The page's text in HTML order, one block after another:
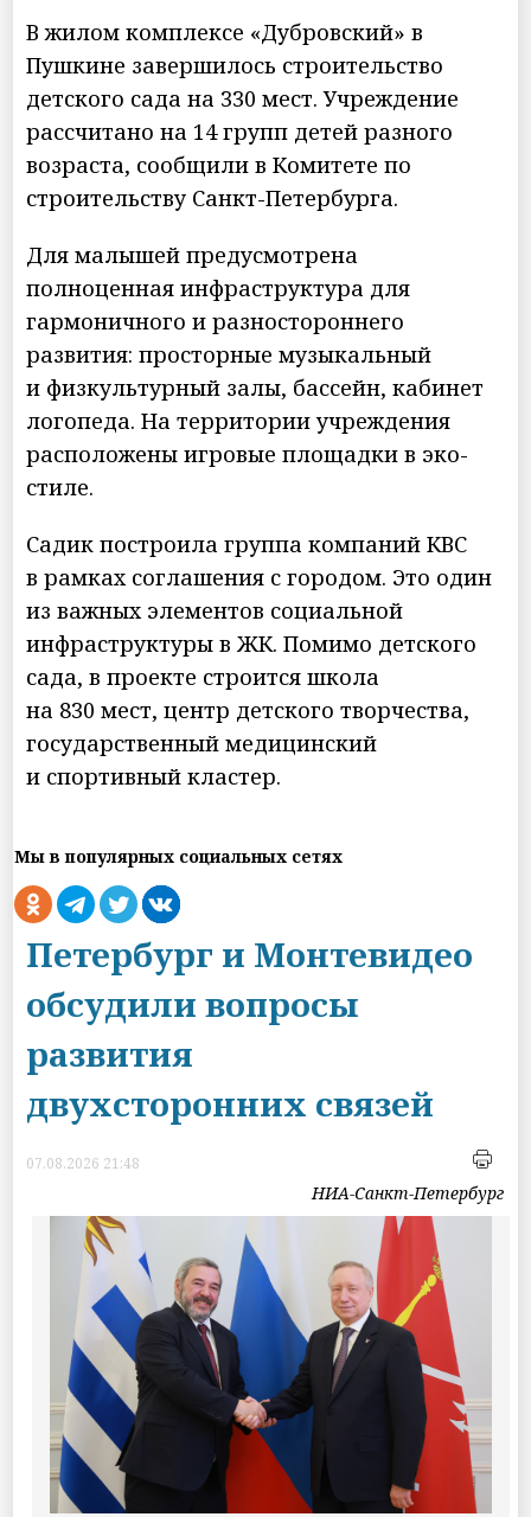
В жилом комплексе «Дубровский» в
Пушкине завершилось строительство
детского сада на 330 мест. Учреждение
рассчитано на 14 групп детей разного
возраста, сообщили в Комитете по
строительству Санкт-Петербурга.
Для малышей предусмотрена
полноценная инфраструктура для
гармоничного и разностороннего
развития: просторные музыкальный
и физкультурный залы, бассейн, кабинет
логопеда. На территории учреждения
расположены игровые площадки в эко-
стиле.
Садик построила группа компаний КВС
в рамках соглашения с городом. Это один
из важных элементов социальной
инфраструктуры в ЖК. Помимо детского
сада, в проекте строится школа
на 830 мест, центр детского творчества,
государственный медицинский
и спортивный кластер.
Мы в популярных социальных сетях
Петербург и Монтевидео
обсудили вопросы
развития
двухсторонних связей
07.08.2026 21:48
НИА-Санкт-Петербург